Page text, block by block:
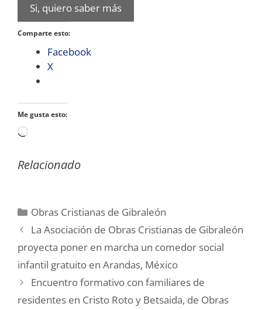
Si, quiero saber más
Comparte esto:
Facebook
X
Me gusta esto:
Cargando...
Relacionado
Categorías
Obras Cristianas de Gibraleón
La Asociación de Obras Cristianas de Gibraleón
proyecta poner en marcha un comedor social
infantil gratuito en Arandas, México
Encuentro formativo con familiares de
residentes en Cristo Roto y Betsaida, de Obras